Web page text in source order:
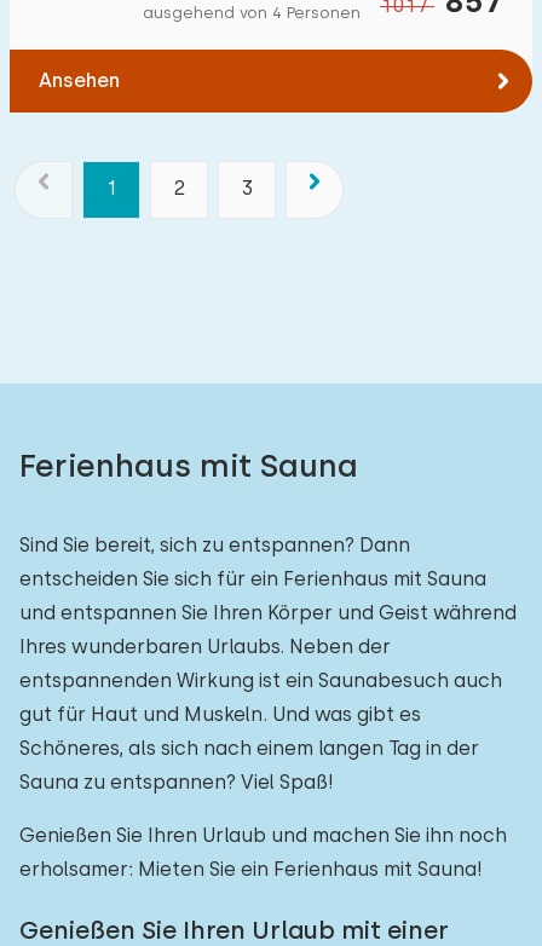
1017
ausgehend von 4 Personen
Ansehen
1 2 3
Ferienhaus mit Sauna
Sind Sie bereit, sich zu entspannen? Dann
entscheiden Sie sich für ein Ferienhaus mit Sauna
und entspannen Sie Ihren Körper und Geist während
Ihres wunderbaren Urlaubs. Neben der
entspannenden Wirkung ist ein Saunabesuch auch
gut für Haut und Muskeln. Und was gibt es
Schöneres, als sich nach einem langen Tag in der
Sauna zu entspannen? Viel Spaß!
Genießen Sie Ihren Urlaub und machen Sie ihn noch
erholsamer: Mieten Sie ein Ferienhaus mit Sauna!
Genießen Sie Ihren Urlaub mit einer